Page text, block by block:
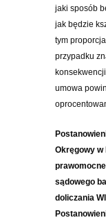
jaki sposób
jak będzie
tym
przypadku
umowa
Okręgowy w
sądowego
doliczania